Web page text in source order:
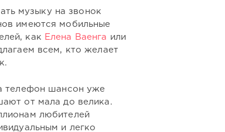
музыку на звонок
имеются мобильные
как
Елена Ваенга
или
всем, кто желает
телефон шансон уже
от мала до велика.
любителей
и легко